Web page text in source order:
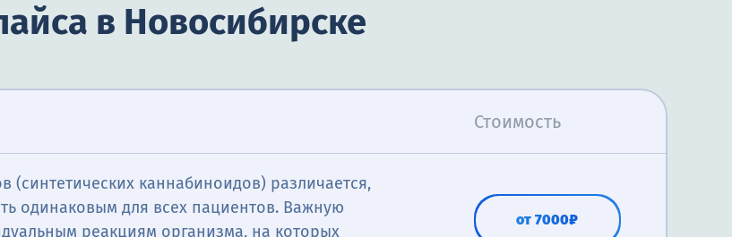
в Новосибирске
Стоимость
(синтетических каннабиноидов) различается,
одинаковым для всех пациентов. Важную
реакциям организма, на которых
от 7000₽